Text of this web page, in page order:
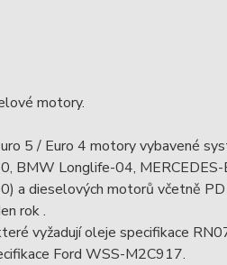
motory.
5 / Euro 4 motory vybavené
BMW Longlife-04,
a dieselových motorů včetně
rok .
vyžadují oleje specifikace
Ford WSS-M2C917.